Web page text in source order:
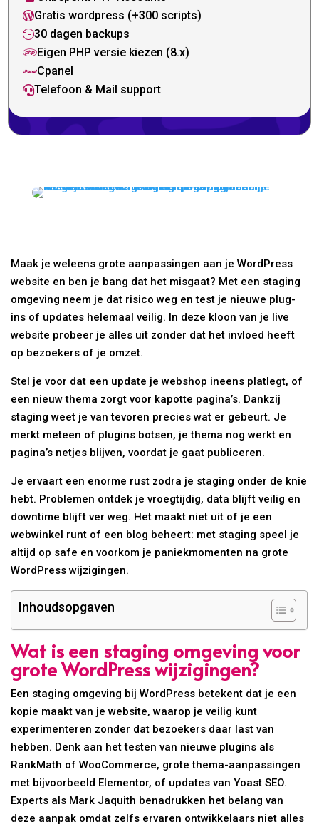
Gratis wordpress (+300 scripts)
30 dagen backups
Eigen PHP versie kiezen (8.x)
Cpanel
Telefoon & Mail support
Maak je weleens grote aanpassingen aan je WordPress
website en ben je bang dat het misgaat? Met een staging
omgeving neem je dat risico weg en test je nieuwe plug-
ins of updates helemaal veilig. In deze kloon van je live
website probeer je alles uit zonder dat het invloed heeft
op bezoekers of je omzet.
Stel je voor dat een update je webshop ineens platlegt, of
een nieuw thema zorgt voor kapotte pagina’s. Dankzij
staging weet je van tevoren precies wat er gebeurt. Je
merkt meteen of plugins botsen, je thema nog werkt en
pagina’s netjes blijven, voordat je gaat publiceren.
Je ervaart een enorme rust zodra je staging onder de knie
hebt. Problemen ontdek je vroegtijdig, data blijft veilig en
downtime blijft ver weg. Het maakt niet uit of je een
webwinkel runt of een blog beheert: met staging speel je
altijd op safe en voorkom je paniekmomenten na grote
WordPress wijzigingen.
Inhoudsopgaven
Wat is een staging omgeving voor
grote WordPress wijzigingen?
Een staging omgeving bij WordPress betekent dat je een
kopie maakt van je website, waarop je veilig kunt
experimenteren zonder dat bezoekers daar last van
hebben. Denk aan het testen van nieuwe plugins als
RankMath of WooCommerce, grote thema-aanpassingen
met bijvoorbeeld Elementor, of updates van Yoast SEO.
Experts als Mark Jaquith benadrukken het belang van
deze aanpak omdat zelfs ervaren ontwikkelaars niet alles